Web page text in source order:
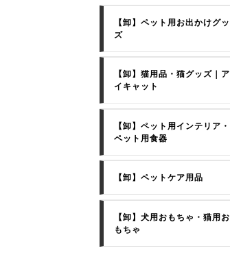
【卸】ペット用お出かけグッ
ズ
【卸】猫用品・猫グッズ｜ア
イキャット
【卸】ペット用インテリア・
ペット用食器
【卸】ペットケア用品
【卸】犬用おもちゃ・猫用お
もちゃ